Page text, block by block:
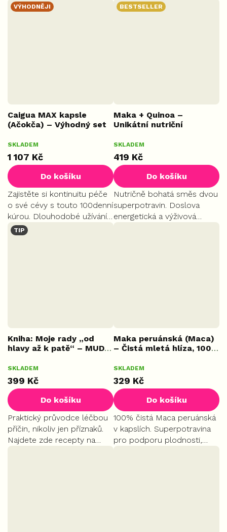
zvyšuje fyzickou výkonnost
a podporuje regeneraci.
Napomáhá udržet normální
hladinu cukru v krvi a
VÝHODNĚJI
Caigua MAX kapsle
(Ačokča) – Výhodný set
4x 100 ks
SKLADEM
1 107 Kč
Do košíku
Zajistěte si kontinuitu péče
o své cévy s touto 100denní
kúrou. Dlouhodobé užívání
je klíčem k udržení zdravé
hladiny cholesterolu.
BESTSELLER
Maka + Quinoa –
Unikátní nutriční
PLUS
SKLADEM
419 Kč
Do košíku
Nutričně bohatá směs dvou
superpotravin. Doslova
energetická a výživová
bomba pro organismus.
TIP
Kniha: Moje rady „od
hlavy až k patě“ – MUDr.
hodnocení
produktu
je
5,0
z
5
hvězdiček.
SKLADEM
399 Kč
Do košíku
Praktický průvodce léčbou
příčin, nikoliv jen příznaků.
Najdete zde recepty na
přírodní antibiotika, tipy pro
Maka peruánská (Maca)
– Čistá mletá hlíza, 100
hodnocení
produktu
je
5,0
z
5
hvězdiček.
SKLADEM
329 Kč
Do košíku
100% čistá Maca peruánská
v kapslích. Superpotravina
pro podporu plodnosti,
sexuality a přirozené